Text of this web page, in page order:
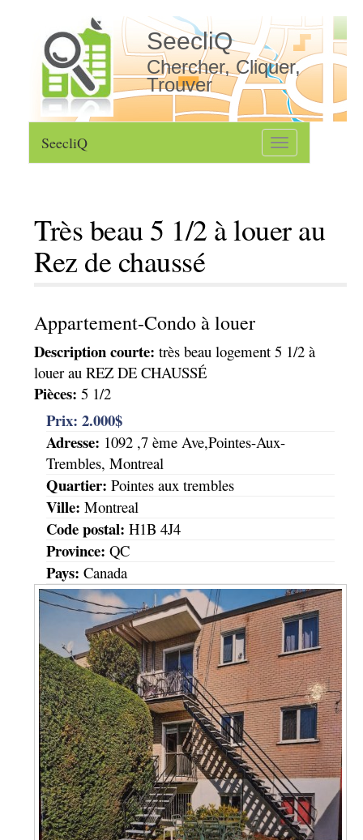
SeecliQ
Chercher, Cliquer,
Trouver
Toggle
navigation
SeecliQ
Très beau 5 1/2 à louer au
Rez de chaussé
Appartement-Condo à louer
Description courte: très beau logement 5 1/2 à
louer au REZ DE CHAUSSÉ
Pièces: 5 1/2
Prix: 2.000$
Adresse: 1092 ,7 ème Ave,Pointes-Aux-
Trembles, Montreal
Quartier: Pointes aux trembles
Ville: Montreal
Code postal: H1B 4J4
Province: QC
Pays: Canada